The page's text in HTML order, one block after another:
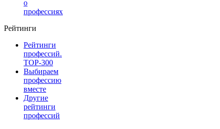
о
профессиях
Рейтинги
Рейтинги
профессий.
TOP-300
Выбираем
профессию
вместе
Другие
рейтинги
профессий